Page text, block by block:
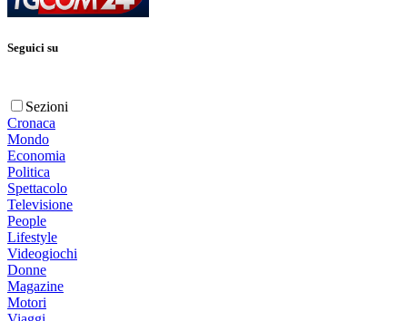
Seguici su
Sezioni
Cronaca
Mondo
Economia
Politica
Spettacolo
Televisione
People
Lifestyle
Videogiochi
Donne
Magazine
Motori